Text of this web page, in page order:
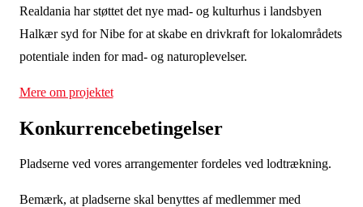
Realdania har støttet det nye mad- og kulturhus i landsbyen
Halkær syd for Nibe for at skabe en drivkraft for lokalområdets
potentiale inden for mad- og naturoplevelser.
Mere om projektet
Konkurrencebetingelser
Pladserne ved vores arrangementer fordeles ved lodtrækning.
Bemærk, at pladserne skal benyttes af medlemmer med